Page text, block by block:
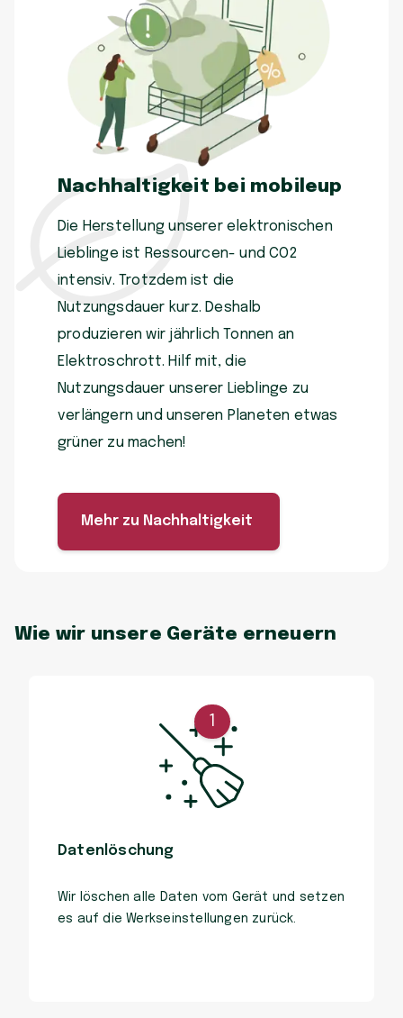
Nachhaltigkeit bei mobileup
Die Herstellung unserer elektronischen
Lieblinge ist Ressourcen- und CO2
intensiv. Trotzdem ist die
Nutzungsdauer kurz. Deshalb
produzieren wir jährlich Tonnen an
Elektroschrott. Hilf mit, die
Nutzungsdauer unserer Lieblinge zu
verlängern und unseren Planeten etwas
grüner zu machen!
Mehr zu Nachhaltigkeit
Wie wir unsere Geräte erneuern
Datenlöschung
Wir löschen alle Daten vom Gerät und setzen
es auf die Werkseinstellungen zurück.